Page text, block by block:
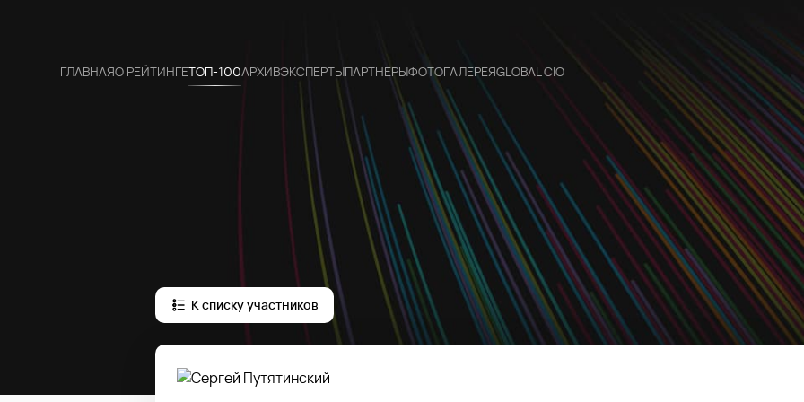
ГЛАВНАЯО РЕЙТИНГЕТОП-100АРХИВЭКСПЕРТЫПАРТНЕРЫФОТОГАЛЕРЕЯGLOBAL CIO
К списку участников